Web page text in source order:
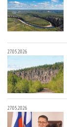
27.05.2026
27.05.2026